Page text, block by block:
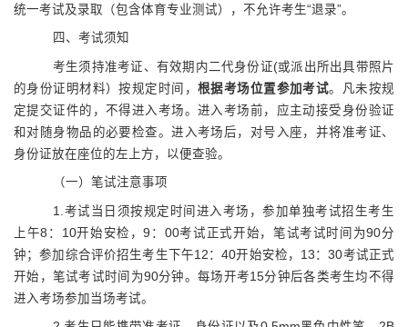
统一考试及录取 （包含体育专业测试）， 不允许考生“退录”。
四、考试须知
考生须持准考证、有效期内二代身份证(或派出所出具带照片
的身份证明材料）按规定时间， 根据考场位置参加考试。凡未按规
定提交证件的，不得进入 考场。进入考场前，应主动接受身份验证
和对随身物品的必要检查。进入考场 后 ，对号入座，并将准考证、
身份证放在座位的左上方，以便查验。
（一）笔试注意事项
1 .考试当日须按规定时间进入考场，参加单独考试招生考生
上午8：10开始安检，9：00考试正式开始，笔试考试时间为90分
钟 ；参加综合评价招生考生下午12 ：40开始安检， 13 ：30考试正式
开始，笔试考试时间为90分钟。每场开考15分钟后各类考生均不得
进入考场参加当场考试。